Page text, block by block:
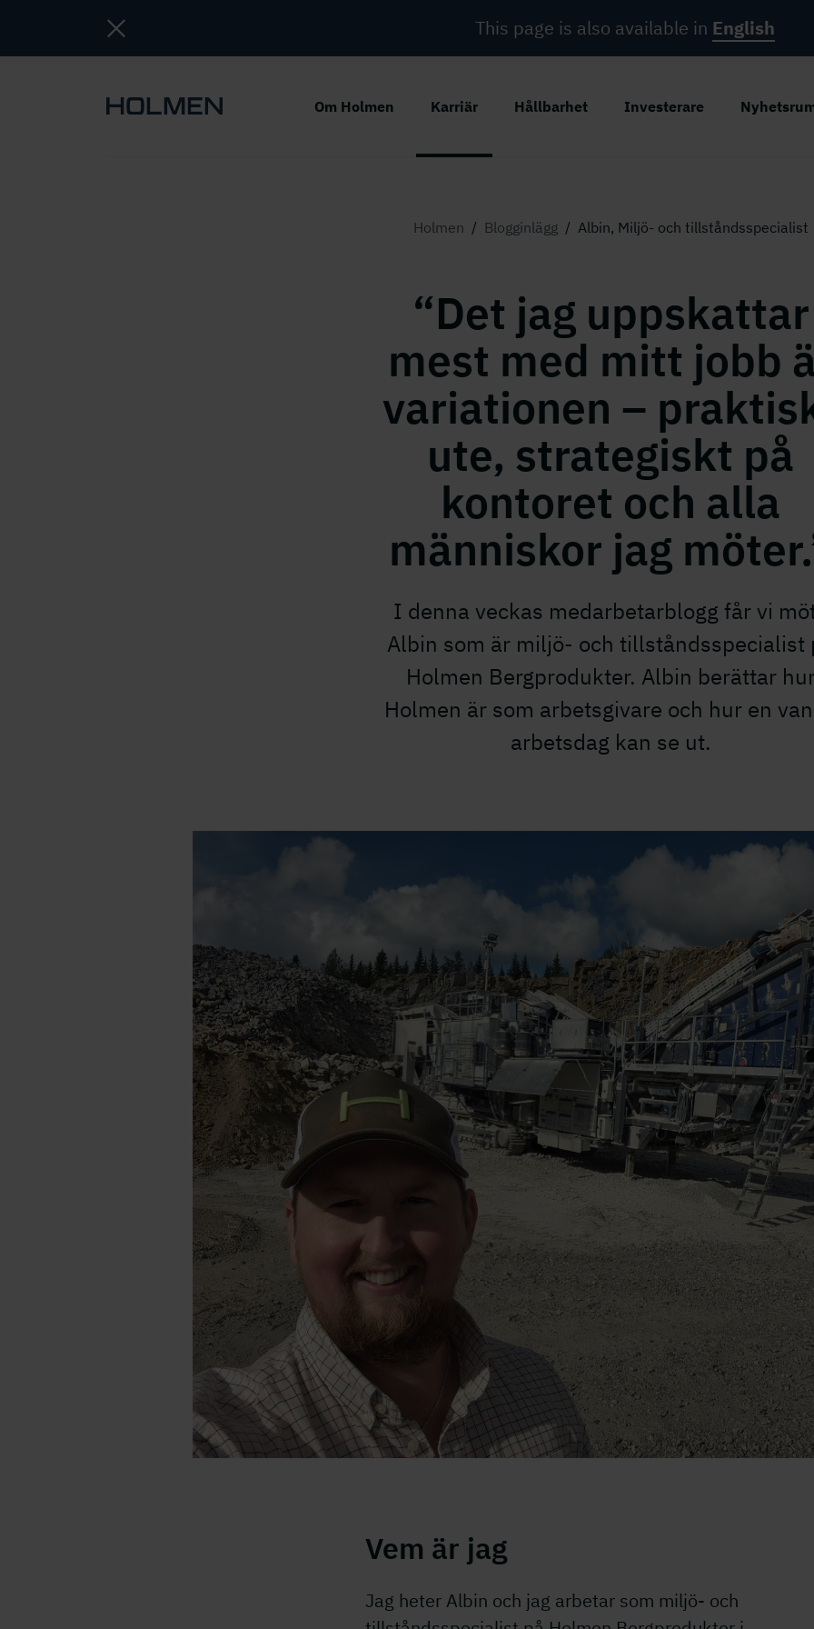
Om Holmen Karriär Hållbarhet Investerare
Holmen / Blogginlägg / Albin, Miljö- och tillståndsspecialist
“Det jag uppskattar
mest med mitt jobb
variationen –
ute, strategiskt på
kontoret och alla
människor jag
I denna veckas medarbetarblogg får vi
Albin som är miljö- och tillståndsspecialist
Holmen Bergprodukter. Albin berättar
Holmen är som arbetsgivare och hur en
arbetsdag kan se ut.
Vem är jag
Jag heter Albin och jag arbetar som miljö- och
This page is also available in English